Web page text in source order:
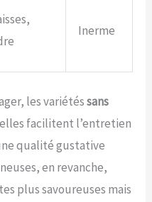
Inerme
les variétéssans
facilitent l’entretien
qualité gustative
en revanche,
plus savoureuses mais